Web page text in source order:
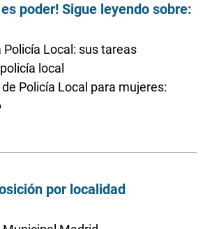
poder! Sigue leyendo sobre:
Policía Local: sus tareas
local
Policía Local para mujeres:
por localidad